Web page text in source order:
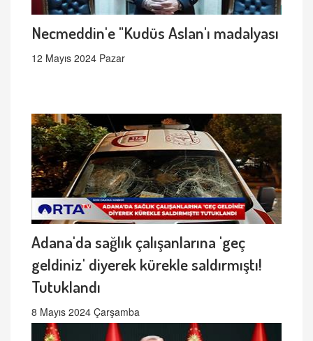
Necmeddin'e "Kudüs Aslan'ı madalyası
12 Mayıs 2024 Pazar
Adana'da sağlık çalışanlarına 'geç
geldiniz' diyerek kürekle saldırmıştı!
Tutuklandı
8 Mayıs 2024 Çarşamba